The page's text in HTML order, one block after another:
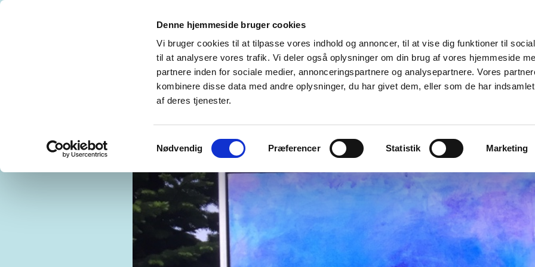
Denne hjemmeside bruger cookies
Vi bruger cookies til at tilpasse vores indhold og annoncer, til at vise dig funktioner til
til at analysere vores trafik. Vi deler også oplysninger om din brug af vores hjemmeside
partnere inden for sociale medier, annonceringspartnere og analysepartnere. Vores
kombinere disse data med andre oplysninger, du har givet dem, eller som de har
af deres tjenester.
Nødvendig Præferencer Statistik Marketing
MADS TH. HAUGSTED REFERENCES CV INSPIRATION PAINTINGS MALERIER PROCESSER
GALLERY LOWLANDS, RØRHOLMSGADE - KØBENHAVN GALLERI EWALD GALLERI ELANDER
GLASS BLOW. GLASKUNST OG BILLEDKUNST
SØSTJERNEN RÅGELEJEKUNSTNERE KONTAKT